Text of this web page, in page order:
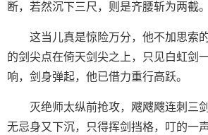
断，若然沉下三尺，则是齐腰斩为两截。
这当儿真是惊险万分，他不加思索
的剑尖点在倚天剑尖之上，只见白虹剑
响，剑身弹起，他已借力重行高跃。
灭绝师太纵前抢攻，飕飕飕连刺三
无忌身又下沉，只得挥剑挡格，叮的一